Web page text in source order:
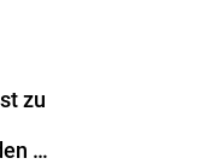
zu
…